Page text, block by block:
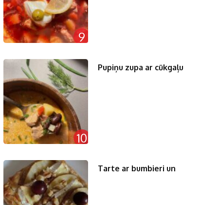
9
10
Pupiņu zupa ar cūkgaļu
Tarte ar bumbieri un